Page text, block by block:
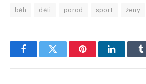
běh děti porod sport ženy
FacebookTwitter PinterestLinkedIn